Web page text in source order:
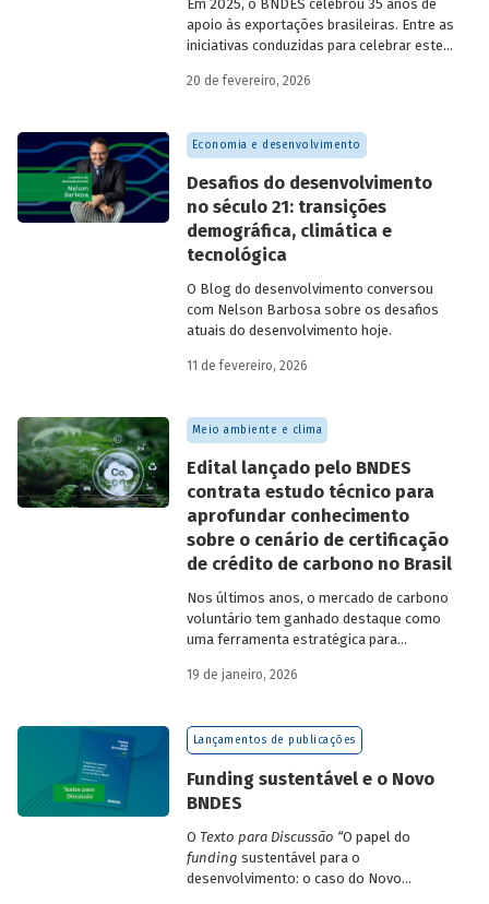
Em 2025, o BNDES celebrou 35 anos de
apoio às exportações brasileiras. Entre as
iniciativas conduzidas para celebrar este
quanto para a história do
Brasil, está o lançamento da publicação
“BNDES Exim: 35 anos de apoio às
20 de fevereiro, 2026
Economia e desenvolvimento
Desafios do desenvolvimento
no século 21: transições
demográfica, climática e
tecnológica
O Blog do desenvolvimento conversou
com Nelson Barbosa sobre os desafios
atuais do desenvolvimento hoje.
11 de fevereiro, 2026
Meio ambiente e clima
Edital lançado pelo BNDES
contrata estudo técnico para
aprofundar conhecimento
sobre o cenário de certificação
de crédito de carbono no Brasil
Nos últimos anos, o mercado de carbono
voluntário tem ganhado destaque como
uma ferramenta estratégica para
de carbono e demonstrar compromisso
19 de janeiro, 2026
Lançamentos de publicações
Funding sustentável e o Novo
BNDES
O Texto para Discussão “O papel do
funding sustentável para o
desenvolvimento: o caso do Novo